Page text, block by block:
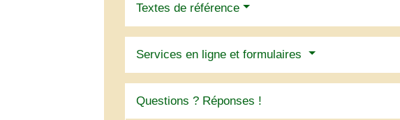
Textes de référence
Services en ligne et formulaires
Questions ? Réponses !